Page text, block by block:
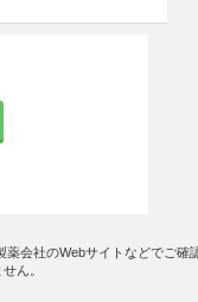
会社のWebサイトなどでご確
ん。